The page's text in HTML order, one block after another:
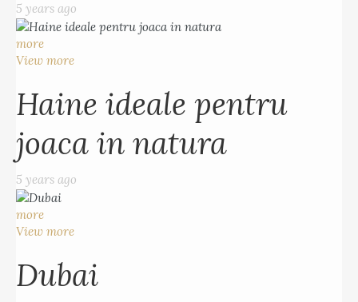
5 years ago
more
View more
Haine ideale pentru
joaca in natura
5 years ago
more
View more
Dubai